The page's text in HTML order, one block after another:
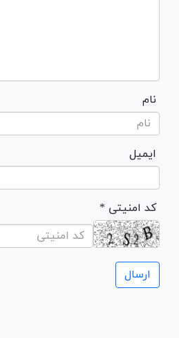
نام
ایمیل
* کد امنیتی